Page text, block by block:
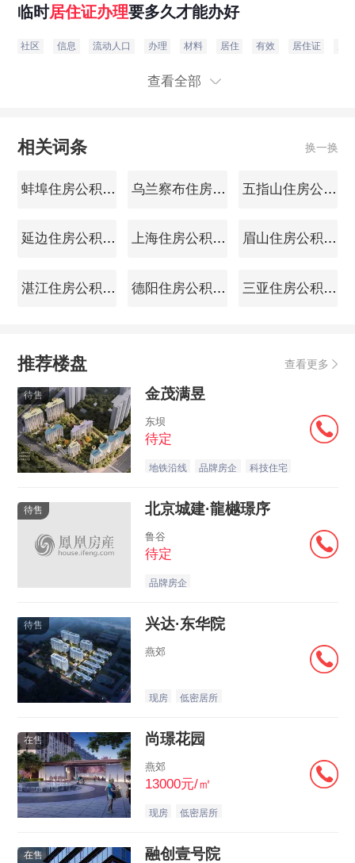
临时居住证办理要多久才能办好
社区 信息 流动人口 办理 材料 居住 有效 居住证
查看全部
相关词条 换一换
蚌埠住房公积金查询 乌兰察布住房公积金查询 五指山住房公积金查询
延边住房公积金查询 上海住房公积金查询 眉山住房公积金查询
湛江住房公积金查询 德阳住房公积金查询 三亚住房公积金查询
推荐楼盘 查看更多
待售 金茂满昱
东坝
待定
地铁沿线 品牌房企 科技住宅
待售 北京城建·龍樾璟序
鲁谷
待定
品牌房企
待售 兴达·东华院
燕郊
现房 低密居所
在售 尚璟花园
燕郊
13000元/㎡
现房 低密居所
在售 融创壹号院